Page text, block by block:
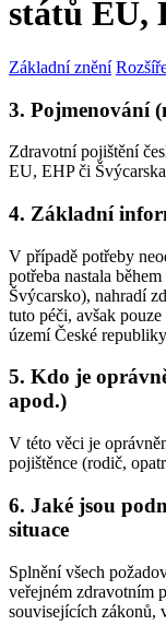
států EU,
Základní znění
3. Pojmenování
Zdravotní pojištění
EU, EHP či Švýcarska
4. Základní
V případě potřeby
potřeba nastala
Švýcarsko), nahradí
tuto péči, avšak
území České
5. Kdo je
apod.)
V této věci je
pojištěnce (rodič,
6. Jaké jsou
situace
Splnění všech
veřejném zdravotním
souvisejících zákonů,